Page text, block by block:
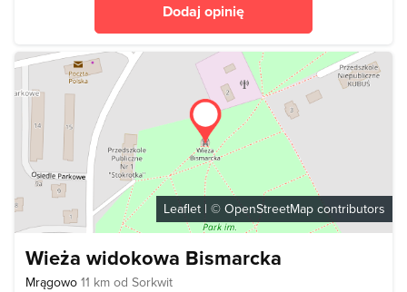
Dodaj opinię
Leaflet | © OpenStreetMap contributors
Wieża widokowa Bismarcka
Mrągowo 11 km od Sorkwit